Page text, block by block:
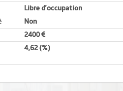
Libre d'occupation
Non
2400
4,62 (%)